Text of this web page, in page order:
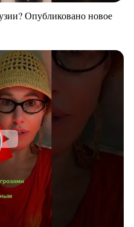
Опубликовано новое